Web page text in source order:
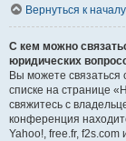
Вернуться к началу
С кем можно
юридических
Вы можете
списке на странице
свяжитесь с
конференция
Yahoo!, free.fr, f2s.com